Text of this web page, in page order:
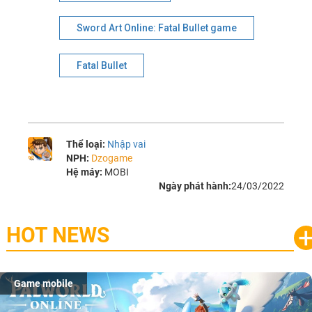
Sword Art Online: Fatal Bullet game
Fatal Bullet
Thể loại: Nhập vai
NPH: Dzogame
Hệ máy: MOBI
Ngày phát hành:24/03/2022
HOT NEWS
Game mobile